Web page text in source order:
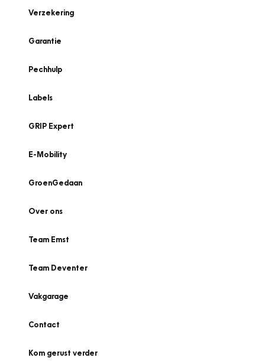
Verzekering
Garantie
Pechhulp
Labels
GRIP Expert
E-Mobility
GroenGedaan
Over ons
Team Emst
Team Deventer
Vakgarage
Contact
Kom gerust verder